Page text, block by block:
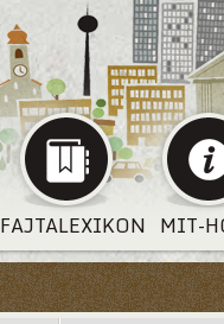
FAJTALEXIKON MIT-